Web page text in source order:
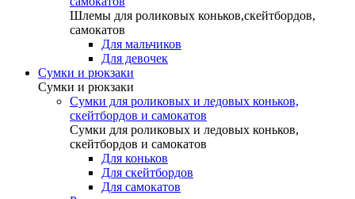
Шлемы для роликовых коньков,скейтбордов,
самокатов
Для мальчиков
Для девочек
Сумки и рюкзаки
Сумки и рюкзаки
Сумки для роликовых и ледовых коньков,
скейтбордов и самокатов
Сумки для роликовых и ледовых коньков,
скейтбордов и самокатов
Для коньков
Для скейтбордов
Для самокатов